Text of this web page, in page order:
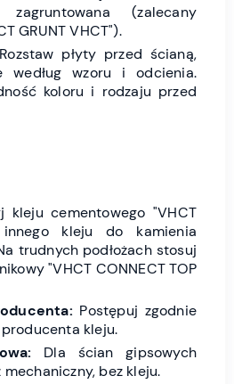
zagruntowana (zalecany
GRUNT VHCT").
Rozstaw płyty przed ścianą,
według wzoru i odcienia.
koloru i rodzaju przed
kleju cementowego "VHCT
innego kleju do kamienia
trudnych podłożach stosuj
"VHCT CONNECT TOP
Postępuj zgodnie
kleju.
Dla ścian gipsowych
bez kleju.